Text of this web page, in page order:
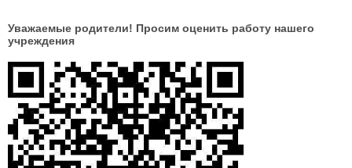
Уважаемые родители! Просим оценить работу нашего
учреждения